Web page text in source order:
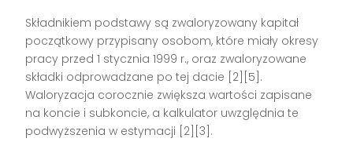
Składnikiem podstawy są zwaloryzowany kapitał
początkowy przypisany osobom, które miały okresy
pracy przed 1 stycznia 1999 r., oraz zwaloryzowane
składki odprowadzane po tej dacie [2][5].
Waloryzacja corocznie zwiększa wartości zapisane
na koncie i subkoncie, a kalkulator uwzględnia te
podwyższenia w estymacji [2][3].